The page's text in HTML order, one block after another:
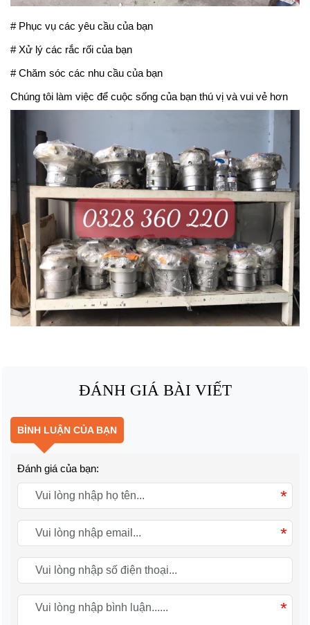
# Phục vụ các yêu cầu của bạn
# Xử lý các rắc rối của bạn
# Chăm sóc các nhu cầu của bạn
Chúng tôi làm việc để cuộc sống của bạn thú vị và vui vẻ hơn
ĐÁNH GIÁ BÀI VIẾT
BÌNH LUẬN CỦA BẠN
Đánh giá của bạn:
*
*
*